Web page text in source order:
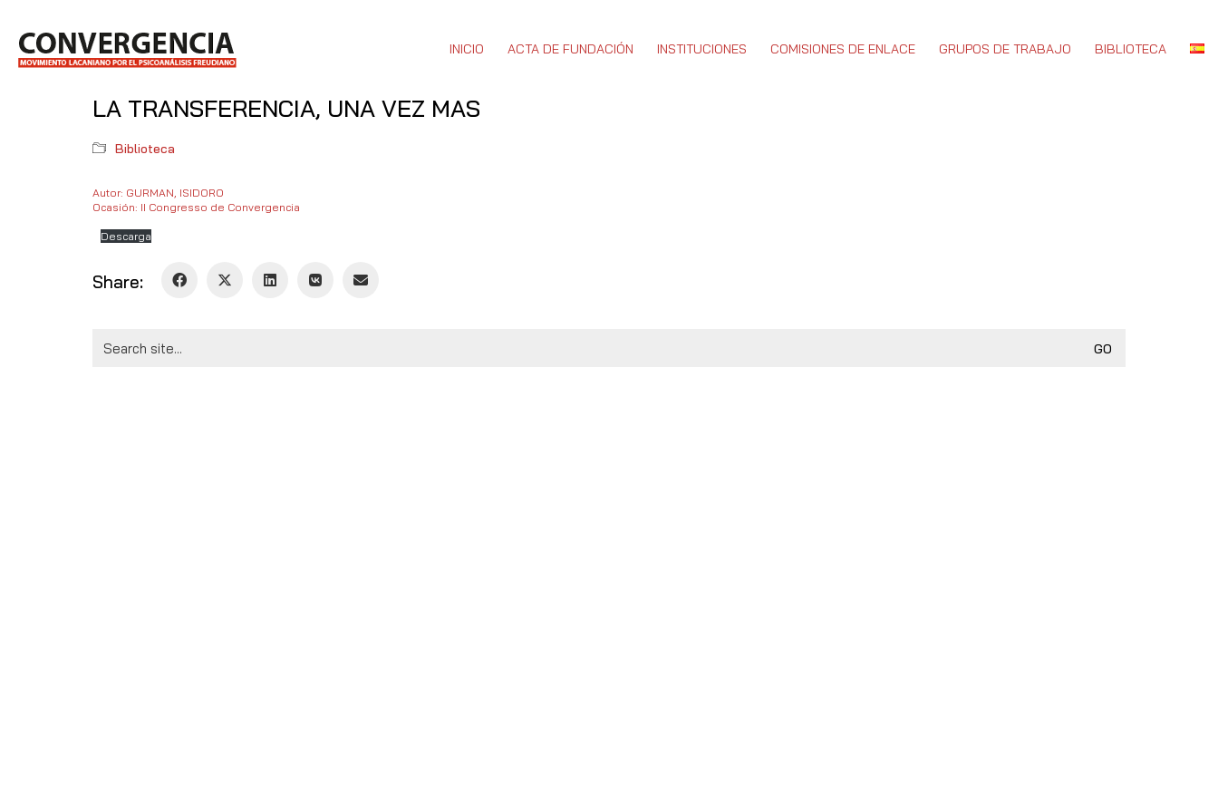
INICIO ACTA DE FUNDACIÓN INSTITUCIONES COMISIONES DE ENLACE GRUPOS DE TRABAJO BIBLIOTECA
LA TRANSFERENCIA, UNA VEZ MAS
Biblioteca
Autor: GURMAN, ISIDORO
Ocasión: II Congresso de Convergencia
Descarga
Share:
for: